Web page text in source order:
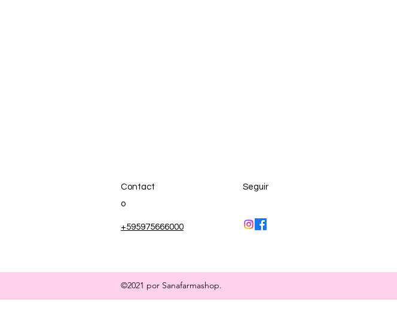
Contact
o
+595975666000
Seguir
©2021 por Sanafarmashop.